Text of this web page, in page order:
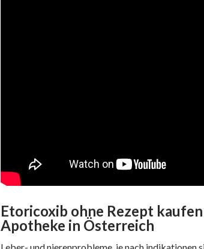
Etoricoxib ohne Rezept
Apotheke in Österreich